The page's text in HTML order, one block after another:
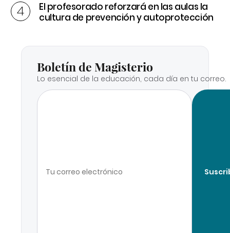
El profesorado reforzará en las aulas la
cultura de prevención y autoprotección
Boletín de Magisterio
Lo esencial de la educación, cada día en tu correo.